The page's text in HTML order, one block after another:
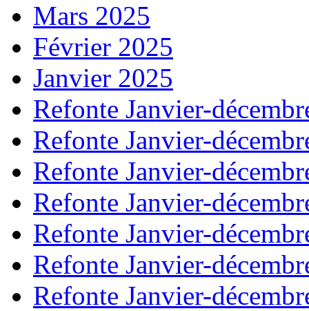
Mars 2025
Février 2025
Janvier 2025
Refonte Janvier-
Refonte Janvier-
Refonte Janvier-
Refonte Janvier-
Refonte Janvier-
Refonte Janvier-
Refonte Janvier-